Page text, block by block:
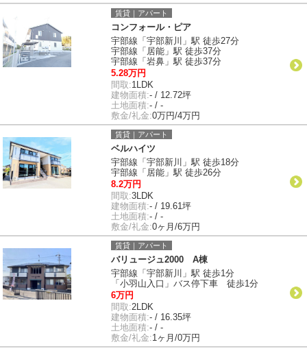
賃貸｜アパート
コンフォール・ピア
宇部線「宇部新川」駅 徒歩27分
宇部線「居能」駅 徒歩37分
宇部線「岩鼻」駅 徒歩37分
5.28万円
間取:1LDK
建物面積:- / 12.72坪
土地面積:- / -
敷金/礼金:0万円/4万円
賃貸｜アパート
ベルハイツ
宇部線「宇部新川」駅 徒歩18分
宇部線「居能」駅 徒歩26分
8.2万円
間取:3LDK
建物面積:- / 19.61坪
土地面積:- / -
敷金/礼金:0ヶ月/6万円
賃貸｜アパート
バリュージュ2000 A棟
宇部線「宇部新川」駅 徒歩1分
「小羽山入口」バス停下車 徒歩1分
6万円
間取:2LDK
建物面積:- / 16.35坪
土地面積:- / -
敷金/礼金:1ヶ月/0万円